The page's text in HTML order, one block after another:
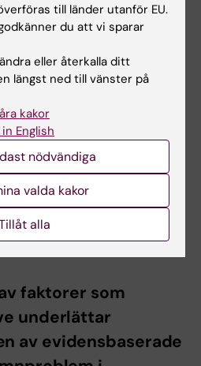
har vi utvecklat en
baserad på
i
sig till patienter med
sjukdom.
pilotstudie med 25
förstå mer om hur den
fungerar i
psykotisk sjukdom.
närvarande och
pågå under 2024.
faktorer som
underlättar
av evidensbaserade
till länder utanför EU.
du att vi sparar
eller återkalla ditt
längst ned till vänster på
kakor
English
nödvändiga
valda kakor
alla